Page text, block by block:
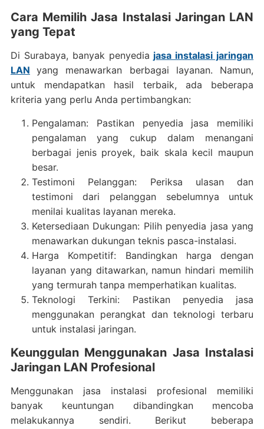
Cara Memilih Jasa Instalasi Jaringan LAN
yang Tepat
Di Surabaya, banyak penyedia jasa instalasi jaringan
LAN
yang menawarkan berbagai layanan. Namun,
untuk mendapatkan hasil terbaik, ada beberapa
kriteria yang perlu Anda pertimbangkan:
Pengalaman: Pastikan penyedia jasa memiliki
pengalaman yang cukup dalam menangani
berbagai jenis proyek, baik skala kecil maupun
besar.
Testimoni Pelanggan: Periksa ulasan dan
testimoni dari pelanggan sebelumnya untuk
menilai kualitas layanan mereka.
Ketersediaan Dukungan: Pilih penyedia jasa yang
menawarkan dukungan teknis pasca-instalasi.
Harga Kompetitif: Bandingkan harga dengan
layanan yang ditawarkan, namun hindari memilih
yang termurah tanpa memperhatikan kualitas.
Teknologi Terkini: Pastikan penyedia jasa
menggunakan perangkat dan teknologi terbaru
untuk instalasi jaringan.
Keunggulan Menggunakan Jasa Instalasi
Jaringan LAN Profesional
Menggunakan jasa instalasi profesional memiliki
banyak keuntungan dibandingkan mencoba
melakukannya sendiri. Berikut beberapa